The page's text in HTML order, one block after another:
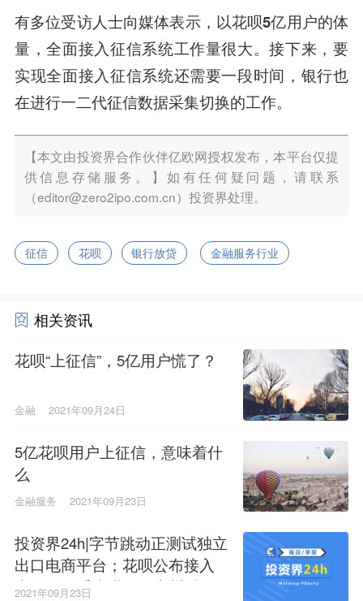
有多位受访人士向媒体表示，以花呗5亿用户的体
量，全面接入征信系统工作量很大。接下来，要
实现全面接入征信系统还需要一段时间，银行也
在进行一二代征信数据采集切换的工作。
【本文由投资界合作伙伴亿欧网授权发布，本平台仅提
供信息存储服务。】如有任何疑问题，请联系
（editor@zero2ipo.com.cn）投资界处理。
征信 花呗 银行放贷 金融服务行业
相关资讯
花呗“上征信”，5亿用户慌了？
金融 2021年09月24日
5亿花呗用户上征信，意味着什
么
金融服务 2021年09月23日
投资界24h|字节跳动正测试独立
出口电商平台；花呗公布接入
央行征信系统进展；广州科技
2021年09月23日